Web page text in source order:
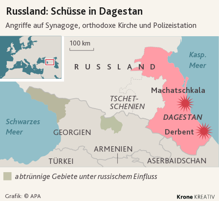
100 km
Machatschkala
Derbent
Schwarzes
Meer
Kasp.
Meer
RUSSLAND
GEORGIEN
ASERBAIDSCHAN
TÜRKEI
ARMENIEN
DAGESTAN
TSCHET-
SCHENIEN
abtrünnige Gebiete unter russischem Einfluss
Grafik: © APA
Angriffe auf Synagoge, orthodoxe Kirche und Polizeistation
Russland: Schüsse in Dagestan